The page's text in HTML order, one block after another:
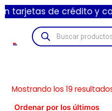
y contamos con
Mostrando los 19